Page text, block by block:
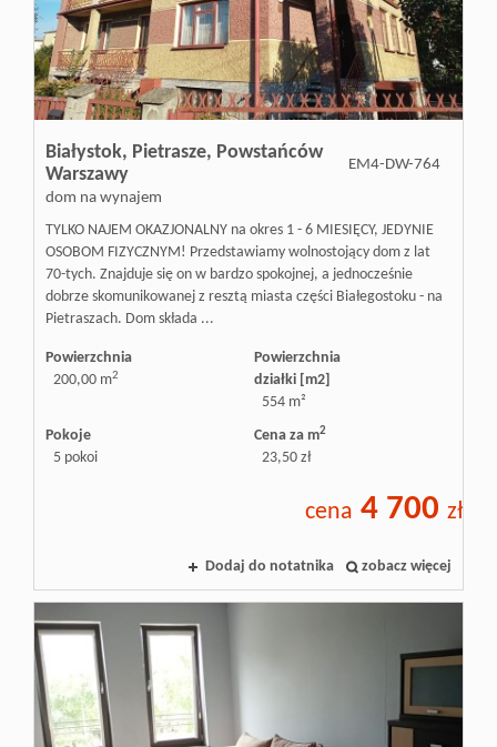
Rynek
Białystok, Pietrasze, Powstańców
Warszawy
dom na wynajem
EM4-DW-764
TYLKO NAJEM OKAZJONALNY na okres 1 - 6 MIESIĘCY, JEDYNIE
OSOBOM FIZYCZNYM! Przedstawiamy wolnostojący dom z lat
70-tych. Znajduje się on w bardzo spokojnej, a jednocześnie
dobrze skomunikowanej z resztą miasta części Białegostoku - na
Pietraszach. Dom składa ...
Powierzchnia
200,00 m2
Powierzchnia
działki [m2]
554 m²
Pokoje
5 pokoi
Cena za m2
23,50 zł
cena 4 700 zł
Dodaj do notatnika zobacz więcej